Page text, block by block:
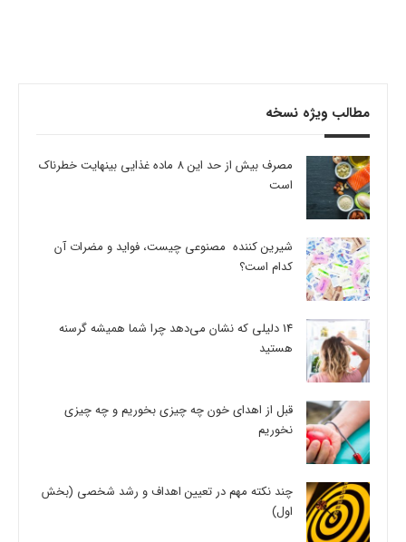
مطالب ویژه نسخه
مصرف بیش از حد این 8 ماده غذایی بینهایت خطرناک
است
شیرین کننده مصنوعی چیست، فواید و مضرات آن
کدام است؟
14 دلیلی که نشان می‌دهد چرا شما همیشه گرسنه
هستید
قبل از اهدای خون چه چیزی بخوریم و چه چیزی
نخوریم
چند نکته مهم در تعیین اهداف و رشد شخصی (بخش
اول)